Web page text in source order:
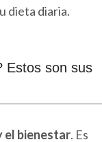
dieta diaria.
Estos son sus
el bienestar. Es